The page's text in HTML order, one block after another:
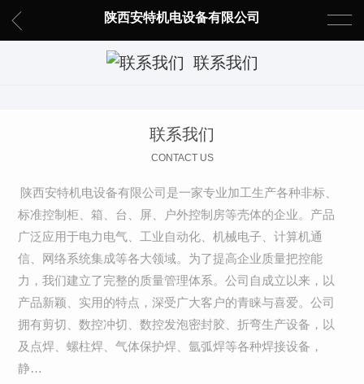
陕西安特机电设备有限公司
联系我们
联系我们
CONTACT US
陕西安特机电设备有限公司是一家专业加工生产各种非标、
标准控制柜、箱、台、屏、户外控制房等壳体的企业。产品
广泛应用于电力电气、工业自动化、机械电子、计算机通
信、网络系统集成等各大领域。为了提高企业质量把控能
力，我们建立了完整的质量管理体系。公司自成立以来，以
产品新颖、实用的特点，深受广大客户的青睐与喜爱。公司
拥有剪切、数控冲切、数控发泡密封胶、折弯生产设备，以
及点焊、螺柱焊、气体保护焊、氩弧焊等各种焊接设备，
静…